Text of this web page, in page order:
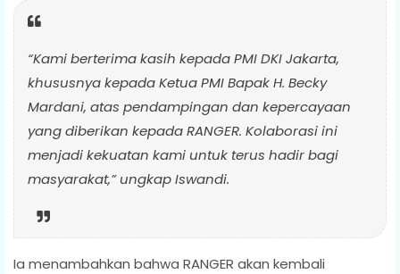
“Kami berterima kasih kepada PMI DKI Jakarta,
khususnya kepada Ketua PMI Bapak H. Becky
Mardani, atas pendampingan dan kepercayaan
yang diberikan kepada RANGER. Kolaborasi ini
menjadi kekuatan kami untuk terus hadir bagi
masyarakat,” ungkap Iswandi.
Ia menambahkan bahwa RANGER akan kembali